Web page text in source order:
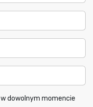
dowolnym momencie